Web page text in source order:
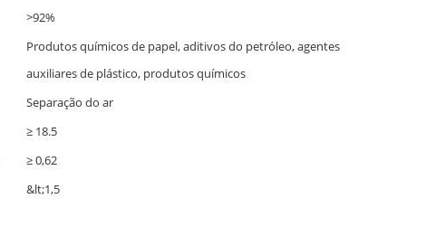
>92%
Produtos químicos de papel, aditivos do petróleo, agentes
auxiliares de plástico, produtos químicos
Separação do ar
≥ 18.5
≥ 0,62
&lt;1,5